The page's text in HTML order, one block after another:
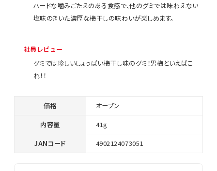
ハードな噛みごたえのある食感で、他のグミでは味わえない
塩味のきいた濃厚な梅干しの味わいが楽しめます。
社員レビュー
グミでは珍しいしょっぱい梅干し味のグミ！男梅といえばこ
れ！！
価格 オープン
内容量 41g
JANコード 4902124073051